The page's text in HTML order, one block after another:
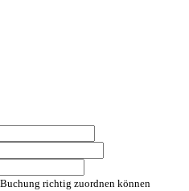
richtig zuordnen können